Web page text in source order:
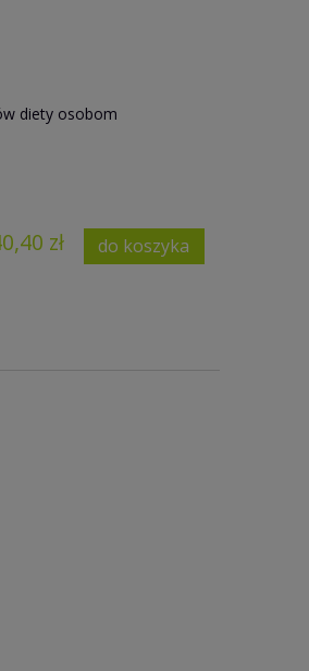
diety osobom
zł do koszyka